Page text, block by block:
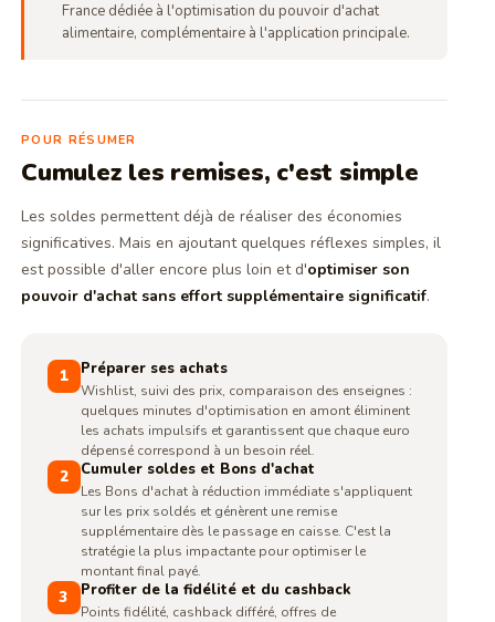
France dédiée à l'optimisation du pouvoir d'achat
alimentaire, complémentaire à l'application principale.
POUR RÉSUMER
Cumulez les remises, c'est simple
Les soldes permettent déjà de réaliser des économies
significatives. Mais en ajoutant quelques réflexes simples, il
est possible d'aller encore plus loin et d'optimiser son
pouvoir d'achat sans effort supplémentaire significatif.
1 Préparer ses achats
Wishlist, suivi des prix, comparaison des enseignes :
quelques minutes d'optimisation en amont éliminent
les achats impulsifs et garantissent que chaque euro
dépensé correspond à un besoin réel.
2 Cumuler soldes et Bons d'achat
Les Bons d'achat à réduction immédiate s'appliquent
sur les prix soldés et génèrent une remise
supplémentaire dès le passage en caisse. C'est la
stratégie la plus impactante pour optimiser le
montant final payé.
3 Profiter de la fidélité et du cashback
Points fidélité, cashback différé, offres de